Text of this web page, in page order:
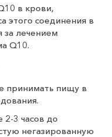
в крови,
этого соединения в
за лечением
Q10.
принимать пищу в
3 часов до
негазированную